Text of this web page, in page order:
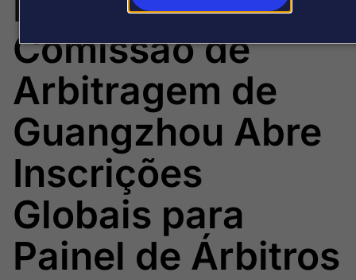
Broadcast
Energia
O setor de
energia elétrica
Broadcast
Plataforma para
Soluções de Dados
e Conteúdos
Broadcast
OTC
Plataforma para
negociação de
ativos
dados
Comissão de
Arbitragem de
Guangzhou Abre
Inscrições
Globais para
Painel de Árbitros